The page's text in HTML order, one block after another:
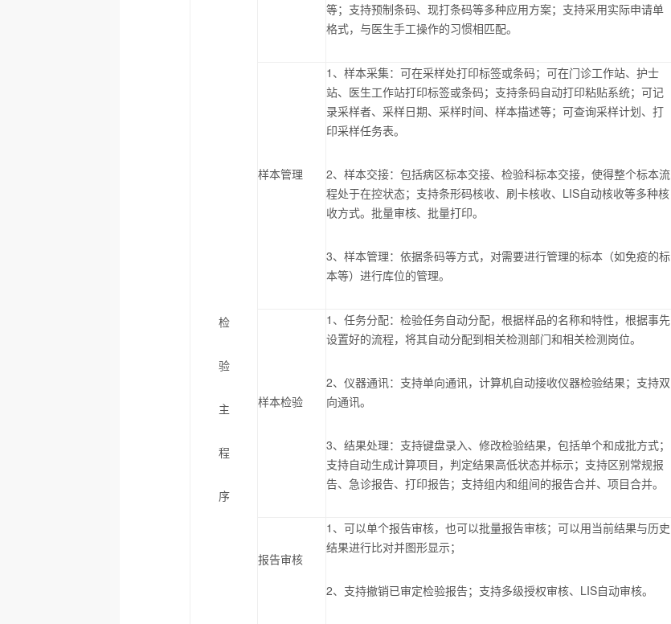
检
验
主
程
序
等；支持预制条码、现打条码等多种应用方案；支持采用实际申请单
格式，与医生手工操作的习惯相匹配。
样本管理
1 、样本采集：可在采样处打印标签或条码；可在门诊工作站、护士
站、医生工作站打印标签或条码；支持条码自动打印粘贴系统；可记
录采样者、采样日期、采样时间、样本描述等；可查询采样计划、打
印采样任务表。
2、样本交接：包括病区标本交接、检验科标本交接，使得整个标本流
程处于在控状态；支持条形码核收、刷卡核收、 LIS自动核收等多种核
收方式。批量审核、批量打印。
3、样本管理：依据条码等方式，对需要进行管理的标本（如免疫的标
本等）进行库位的管理。
样本检验
1 、任务分配：检验任务自动分配，根据样品的名称和特性，根据事先
设置好的流程，将其自动分配到相关检测部门和相关检测岗位。
2、仪器通讯：支持单向通讯，计算机自动接收仪器检验结果；支持双
向通讯。
3、结果处理：支持键盘录入、修改检验结果，包括单个和成批方式；
支持自动生成计算项目，判定结果高低状态并标示；支持区别常规报
告、急诊报告、打印报告；支持组内和组间的报告合并、项目合并。
报告审核
1 、可以单个报告审核，也可以批量报告审核；可以用当前结果与历史
结果进行比对并图形显示；
2、支持撤销已审定检验报告；支持多级授权审核、 LIS自动审核。